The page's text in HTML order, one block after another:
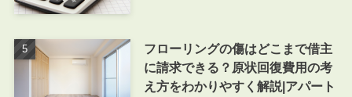
フローリングの傷はどこまで借主
に請求できる？原状回復費用の考
え方をわかりやすく解説|アパート